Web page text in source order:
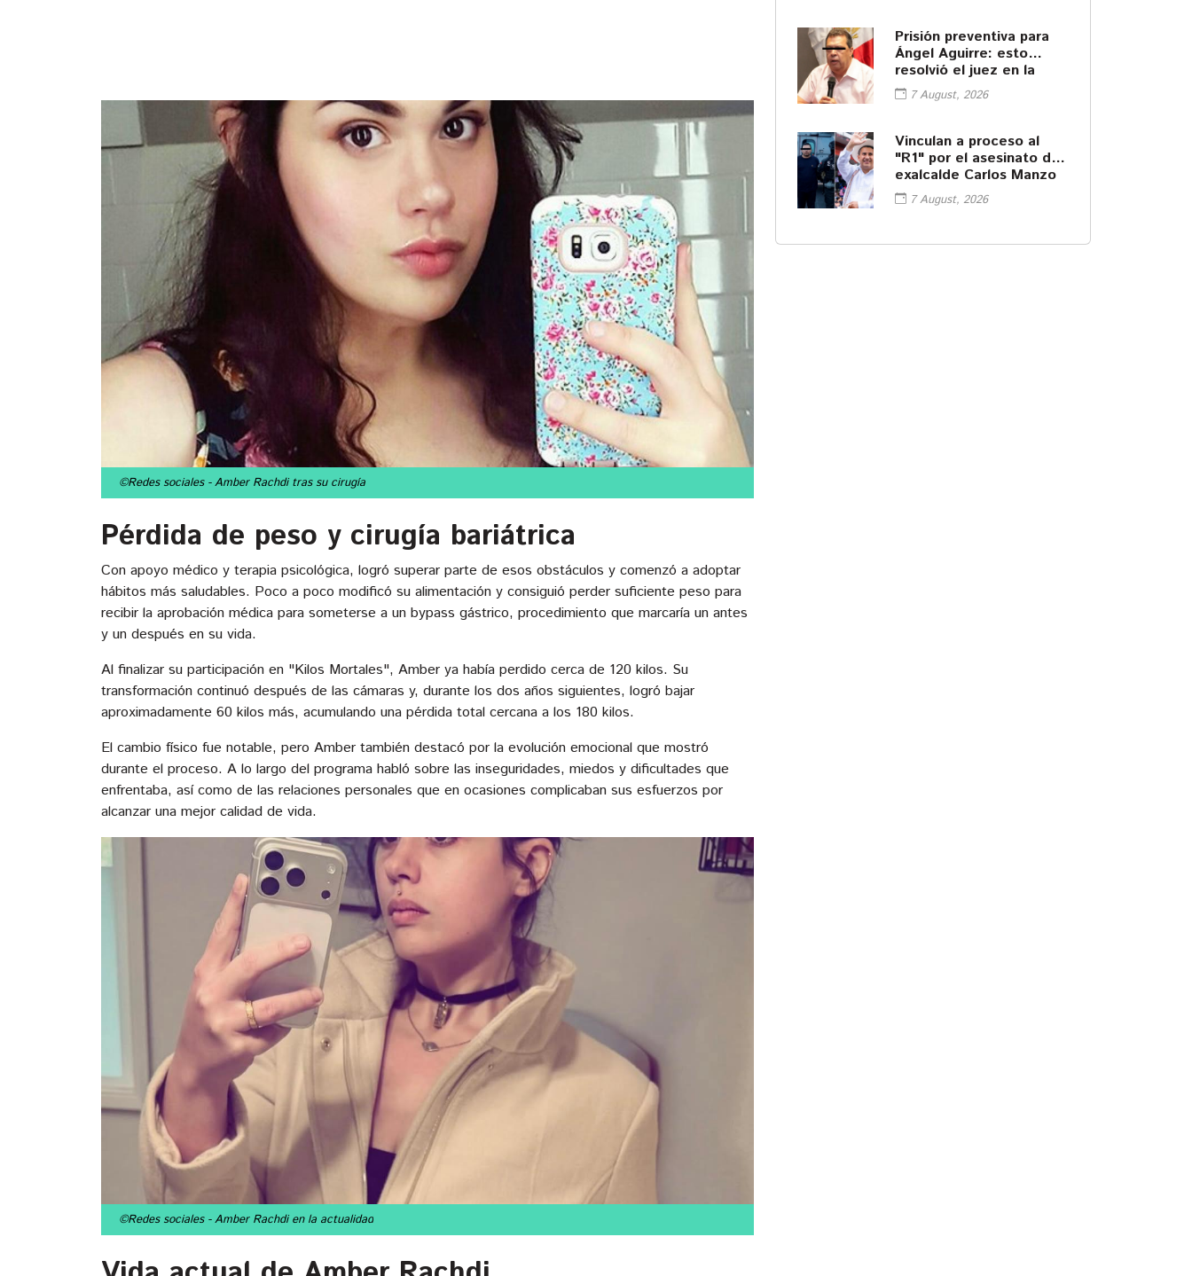
©Redes sociales - Amber Rachdi tras su cirugía
Pérdida de peso y cirugía bariátrica
Con apoyo médico y terapia psicológica, logró superar parte de esos obstáculos y comenzó a adoptar
hábitos más saludables. Poco a poco modificó su alimentación y consiguió perder suficiente peso para
recibir la aprobación médica para someterse a un bypass gástrico, procedimiento que marcaría un antes
y un después en su vida.
Al finalizar su participación en "Kilos Mortales", Amber ya había perdido cerca de 120 kilos. Su
transformación continuó después de las cámaras y, durante los dos años siguientes, logró bajar
aproximadamente 60 kilos más, acumulando una pérdida total cercana a los 180 kilos.
El cambio físico fue notable, pero Amber también destacó por la evolución emocional que mostró
durante el proceso. A lo largo del programa habló sobre las inseguridades, miedos y dificultades que
enfrentaba, así como de las relaciones personales que en ocasiones complicaban sus esfuerzos por
alcanzar una mejor calidad de vida.
©Redes sociales - Amber Rachdi en la actualidad
Prisión preventiva para
Ángel Aguirre: esto
resolvió el juez en la
audiencia por el caso
Ayotzinapa
7 August, 2026
Vinculan a proceso al
"R1" por el asesinato del
exalcalde Carlos Manzo
7 August, 2026